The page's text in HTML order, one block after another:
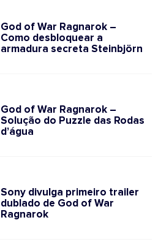
God of War Ragnarok –
Como desbloquear a
armadura secreta Steinbjörn
God of War Ragnarok –
Solução do Puzzle das Rodas
d’água
Sony divulga primeiro trailer
dublado de God of War
Ragnarok